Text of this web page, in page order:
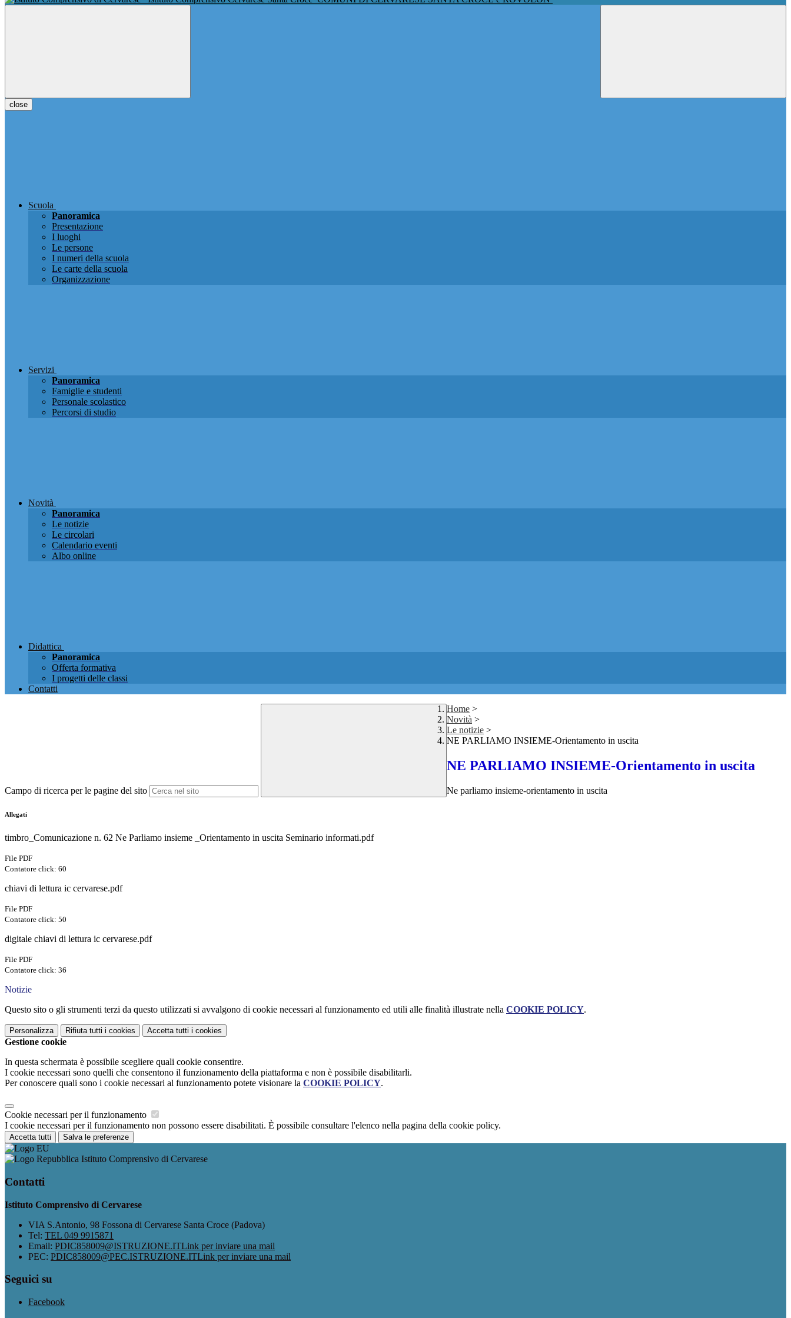
close
Scuola
Panoramica
Presentazione
I luoghi
Le persone
I numeri della scuola
Le carte della scuola
Organizzazione
Servizi
Panoramica
Famiglie e studenti
Personale scolastico
Percorsi di studio
Novità
Panoramica
Le notizie
Le circolari
Calendario eventi
Albo online
Didattica
Panoramica
Offerta formativa
I progetti delle classi
Contatti
Campo di ricerca per le pagine del sito
Home >
Novità >
Le notizie >
NE PARLIAMO INSIEME-Orientamento in uscita
NE PARLIAMO INSIEME-Orientamento in uscita
Ne parliamo insieme-orientamento in uscita
Allegati
timbro_Comunicazione n. 62 Ne Parliamo insieme _Orientamento in uscita Seminario informati.pdf
File PDF
Contatore click: 60
chiavi di lettura ic cervarese.pdf
File PDF
Contatore click: 50
digitale chiavi di lettura ic cervarese.pdf
File PDF
Contatore click: 36
Notizie
Questo sito o gli strumenti terzi da questo utilizzati si avvalgono di cookie necessari al funzionamento ed utili alle finalità illustrate nella COOKIE POLICY.
Personalizza Rifiuta tutti i cookies Accetta tutti i cookies
Gestione cookie
In questa schermata è possibile scegliere quali cookie consentire.
I cookie necessari sono quelli che consentono il funzionamento della piattaforma e non è possibile disabilitarli.
Per conoscere quali sono i cookie necessari al funzionamento potete visionare la COOKIE POLICY.
Cookie necessari per il funzionamento
I cookie necessari per il funzionamento non possono essere disabilitati. È possibile consultare l'elenco nella pagina della cookie policy.
Accetta tutti Salva le preferenze
Istituto Comprensivo di Cervarese
Contatti
Istituto Comprensivo di Cervarese
VIA S.Antonio, 98 Fossona di Cervarese Santa Croce (Padova)
Tel: TEL 049 9915871
Email: PDIC858009@ISTRUZIONE.ITLink per inviare una mail
PEC: PDIC858009@PEC.ISTRUZIONE.ITLink per inviare una mail
Seguici su
Facebook